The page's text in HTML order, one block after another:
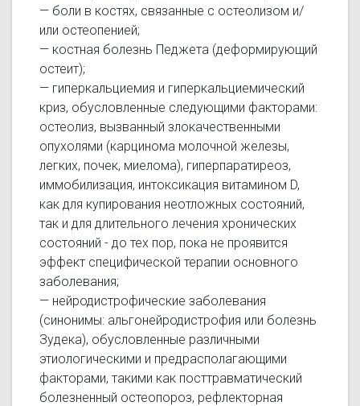
— боли в костях, связанные с остеолизом и/
или остеопенией;
— костная болезнь Педжета (деформирующий
остеит);
— гиперкальциемия и гиперкальциемический
криз, обусловленные следующими факторами:
остеолиз, вызванный злокачественными
опухолями (карцинома молочной железы,
легких, почек, миелома), гиперпаратиреоз,
иммобилизация, интоксикация витамином D,
как для купирования неотложных состояний,
так и для длительного лечения хронических
состояний - до тех пор, пока не проявится
эффект специфической терапии основного
заболевания;
— нейродистрофические заболевания
(синонимы: альгонейродистрофия или болезнь
Зудека), обусловленные различными
этиологическими и предрасполагающими
факторами, такими как посттравматический
болезненный остеопороз, рефлекторная